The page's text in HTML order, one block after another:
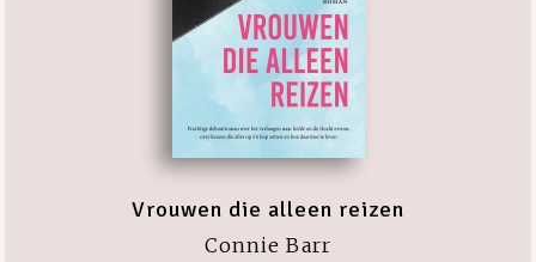
Vrouwen die alleen reizen
Connie Barr